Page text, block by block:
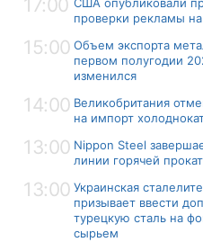
17:00 США опубликовали
проверки рекламы на
15:00 Объем экспорта
первом полугодии
изменился
14:00 Великобритания
на импорт
13:00 Nippon Steel
линии горячей
13:00 Украинская
призывает ввести
турецкую сталь на
сырьем